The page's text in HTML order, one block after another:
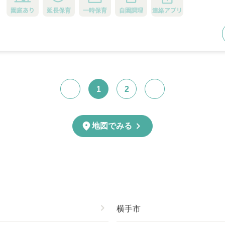
園庭あり 延長保育 一時保育 自園調理 連絡アプリ
1 2
location_on地図でみる chevron_right
chevron_right 横手市